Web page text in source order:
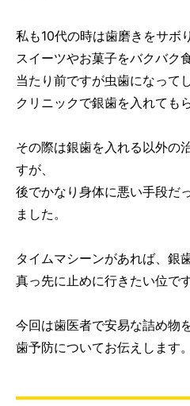
私も10代の時は歯磨きをサボ
スイーツやお菓子をバクバク
当たり前ですが虫歯になって
クリニックで銀歯を入れても
その際は銀歯を入れる以外の
すが、
後でかなり身体に悪い手段だ
ました。
タイムマシーンがあれば、銀
真っ先に止めに行きたい位です
今回は歯医者で安易な詰め物
歯予防についてお伝えします。